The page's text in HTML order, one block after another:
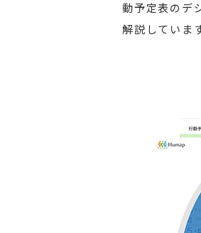
動予定表のデ
解説していま